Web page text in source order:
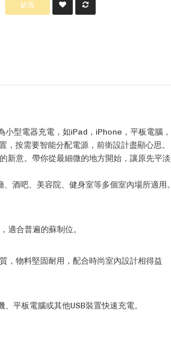
缺貨
型電器充電，如iPad，iPhone，平板電腦，
按需要智能分配電源，前衛設計盡顯心思。
新意。帶你從最細微的地方開始，讓原先平淡
酒吧、美容院、健身室等多個室內場所適用。
適合普遍的蘇制位。
，物料堅固耐用，配合時尚室內設計相得益
平板電腦或其他USB裝置快速充電。